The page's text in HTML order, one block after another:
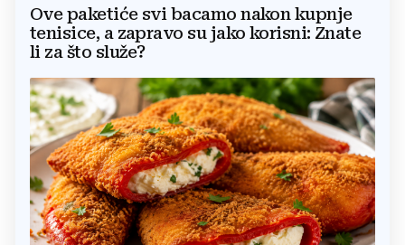
Ove paketiće svi bacamo nakon kupnje
tenisice, a zapravo su jako korisni: Znate
li za što služe?